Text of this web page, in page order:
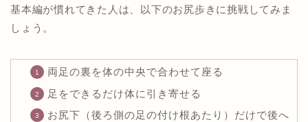
基本編が慣れてきた人は、以下のお尻歩きに挑戦してみま
しょう。
両足の裏を体の中央で合わせて座る
足をできるだけ体に引き寄せる
お尻下（後ろ側の足の付け根あたり）だけで後へ